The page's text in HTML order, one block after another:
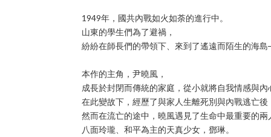
1949年，國共內戰如火如荼的進行中。
山東的學生們為了避禍，
紛紛在師長們的帶領下、來到了遙遠而陌生的海
本作的主角，尹曉風，
成長於封閉而傳統的家庭，從小就將自我情感與內
在此變故下，經歷了與家人生離死別與內戰逃亡
然而在流亡的途中，曉風遇見了生命中最重要的兩
八面玲瓏、和平為主的天真少女，鄧琳。